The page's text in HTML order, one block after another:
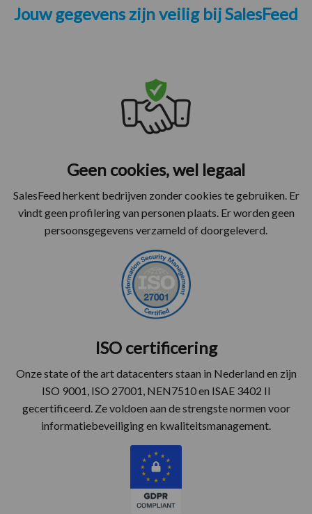
Jouw gegevens zijn veilig bij SalesFeed
Geen cookies, wel legaal
SalesFeed herkent bedrijven zonder cookies te gebruiken. Er
vindt geen profilering van personen plaats. Er worden geen
persoonsgegevens verzameld of doorgeleverd.
ISO certificering
Onze state of the art datacenters staan in Nederland en zijn
ISO 9001, ISO 27001, NEN7510 en ISAE 3402 II
gecertificeerd. Ze voldoen aan de strengste normen voor
informatiebeveiliging en kwaliteitsmanagement.